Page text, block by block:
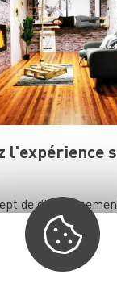
l'expérience
de